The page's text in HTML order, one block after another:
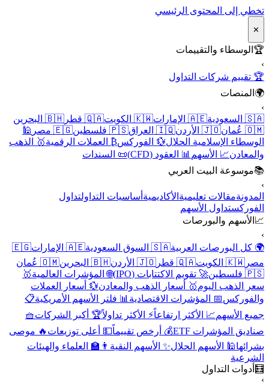
تخطي إلى المحتوى الرئيسي
✕
🏆 الوسطاء والتقييمات
›
🏆 تقييم شركات التداول
🌍 المنصات
›
🇸🇦 السعودية
🇦🇪 الإمارات 🇰🇼 الكويت 🇶🇦 قطر
🇧🇭 البحرين
🇴🇲 عُمان
🇯🇴 الأردن 🇮🇶 العراق 🇵🇸 فلسطين 🇪🇬 مصر
🕌
الوسطاء الإسلامية الحلال💱 الفوركس₿ العملات الرقمية🥇 الذهب
والمعادن📈 الأسهم 📊 العقود (CFD)
📜 السندات
📚موسوعة البيت العربي
›
المدونةمقالات تعليمية الأكاديمية أساسيات التداولتداول
الفوركستداول الأسهم
📈 الأسهم والبورصات
›
🌍 كل البورصات العربية🇸🇦 السوق السعودية 🇦🇪 الإمارات
🇪🇬
مصر 🇰🇼 الكويت 🇶🇦 قطر 🇯🇴 الأردن 🇧🇭 البحرين
🇴🇲 عُمان
🇵🇸 فلسطين
🚀 تقويم الاكتتابات (IPO) 🌐 المؤشرات العالمية🥇
سعر الذهب اليوم🥇 أسعار الذهب والمعادن💱 أسعار العملات
والفوركس📅 المؤشرات الاقتصادية 📊 فلتر الأسهم الأمريكية📋
جميع الأسهم📈 الأكثر ارتفاعاً⚡ الأكثر تداولاً🏆 أكبر الشركات🧺
صناديق المؤشرات ETF
💰 أرخص تقييماً💵 أعلى توزيعات 🔥 موصى
بشرائها🕌 الأسهم الحلال✨ الأسهم النقية 👨‍🏫 العلماء والهيئات
الشرعية
🧮 أدوات التداول
›